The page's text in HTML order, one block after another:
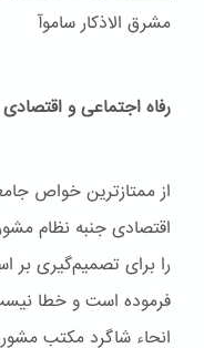
مشرق الاذکار ساموآ
رفاه اجتماعی و اقتصادی
از ممتازترین خواص
اقتصادی جنبه نظام
را برای تصمیم‌گیری بر
فرموده است و خطا نیست
انحاء شاگرد مکتب